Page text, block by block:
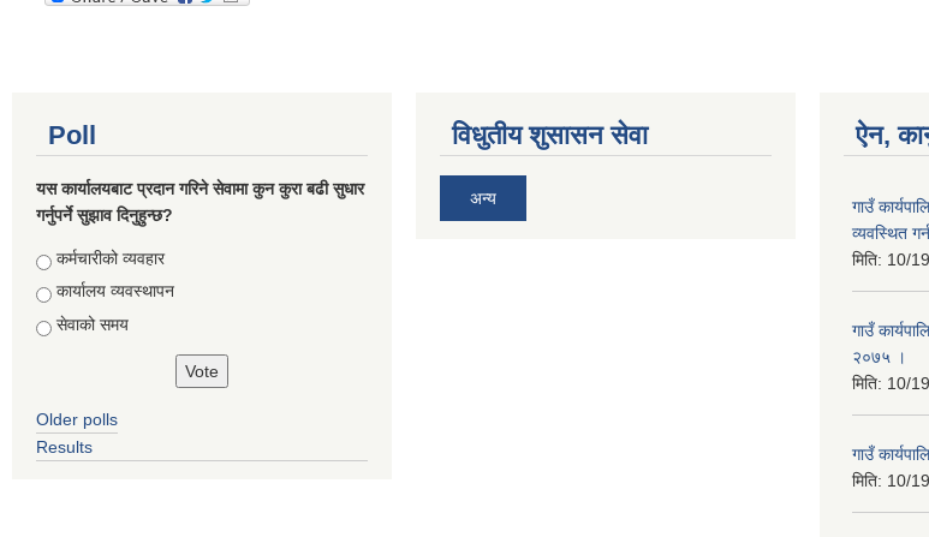
Poll
यस कार्यालयबाट प्रदान गरिने सेवामा कुन कुरा बढी सुधार
गर्नुपर्ने सुझाव दिनुहुन्छ?
Choices
कर्मचारीको व्यवहार
कार्यालय व्यवस्थापन
सेवाको समय
Older polls
Results
विधुतीय शुसासन सेवा
अन्य
ऐन,
गाउँ
व्यवस्थित
मिति: 10/
गाउँ
२०७५ ।
मिति: 10/
गाउँ
मिति: 10/